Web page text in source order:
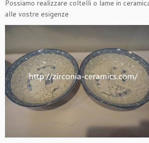
Possiamo realizzare coltelli o lame in
alle vostre esigenze